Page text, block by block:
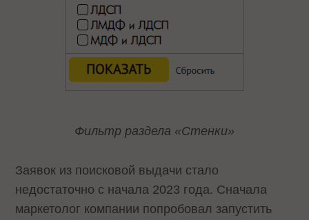
Фильтр раздела «Стенки»
Заявок из поисковой выдачи стало
недостаточно с начала 2023 года. Сначала
маркетолог компании попробовал запустить